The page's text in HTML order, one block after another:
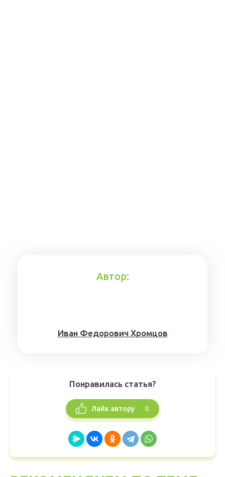
Автор:
Иван Федорович Хромцов
Понравилась статья?
Лайк автору 8